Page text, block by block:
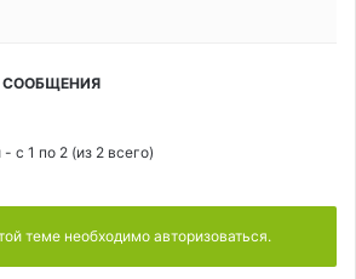
СООБЩЕНИЯ
с 1 по 2 (из 2 всего)
теме необходимо авторизоваться.